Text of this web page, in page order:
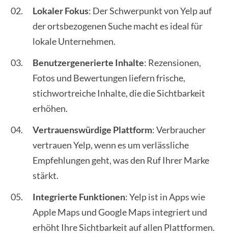
Lokaler Fokus: Der Schwerpunkt von Yelp auf
der ortsbezogenen Suche macht es ideal für
lokale Unternehmen.
Benutzergenerierte Inhalte: Rezensionen,
Fotos und Bewertungen liefern frische,
stichwortreiche Inhalte, die die Sichtbarkeit
erhöhen.
Vertrauenswürdige Plattform: Verbraucher
vertrauen Yelp, wenn es um verlässliche
Empfehlungen geht, was den Ruf Ihrer Marke
stärkt.
Integrierte Funktionen: Yelp ist in Apps wie
Apple Maps und Google Maps integriert und
erhöht Ihre Sichtbarkeit auf allen Plattformen.